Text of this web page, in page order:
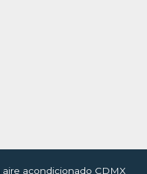
acondicionado CDMX